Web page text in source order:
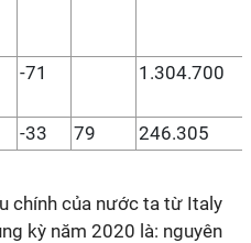
-71 1.304.700
-33 79 246.305
chính của nước ta từ Italy
kỳ năm 2020 là: nguyên